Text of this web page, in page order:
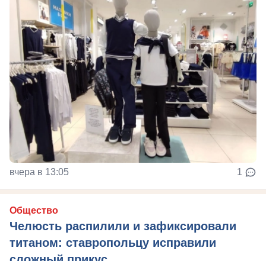
вчера в 13:05 1
Общество
Челюсть распилили и зафиксировали
титаном: ставропольцу исправили